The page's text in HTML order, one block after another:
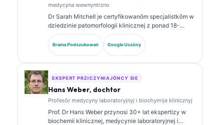
medycyna wewnyntrzno
Dr Sarah Mitchell je certyfikowanōm specjalistkōm w
dziedzinie patomorfologii klinicznej z ponad 18-
letnim staŜōm w medycynie laboratoryjnej i analizie
diagnostycznej. Ma specjalistyczne certyfikaty z
chemii klinicznej i publikowała szeroko na temat
Brama Podszukowań Google Uczōny
EKSPERT PRZICZYNIAJŌNCY SIE
Hans Weber, dochtor
Profesōr medycyny laboratoryjnyj i biochymije klinicznyj
Prof. Dr Hans Weber przynosi 30+ lat ekspertizy w
biochemii klinicznej, medycynie laboratoryjnej i